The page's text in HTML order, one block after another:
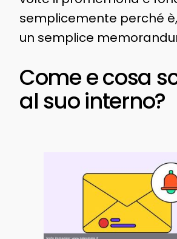
semplicemente perché
un semplice
Come e cosa
al suo interno?